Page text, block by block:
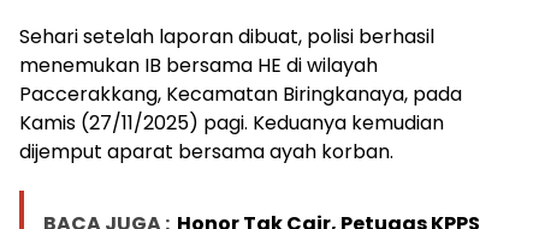
Sehari setelah laporan dibuat, polisi berhasil
menemukan IB bersama HE di wilayah
Paccerakkang, Kecamatan Biringkanaya, pada
Kamis (27/11/2025) pagi. Keduanya kemudian
dijemput aparat bersama ayah korban.